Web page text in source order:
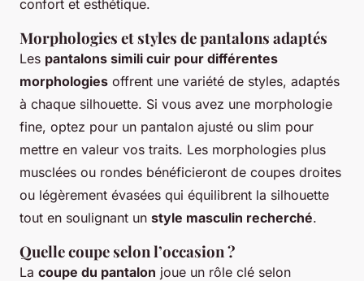
confort et esthétique.
Morphologies et styles de pantalons adaptés
Les pantalons simili cuir pour différentes
morphologies offrent une variété de styles, adaptés
à chaque silhouette. Si vous avez une morphologie
fine, optez pour un pantalon ajusté ou slim pour
mettre en valeur vos traits. Les morphologies plus
musclées ou rondes bénéficieront de coupes droites
ou légèrement évasées qui équilibrent la silhouette
tout en soulignant un style masculin recherché.
Quelle coupe selon l’occasion ?
La coupe du pantalon joue un rôle clé selon